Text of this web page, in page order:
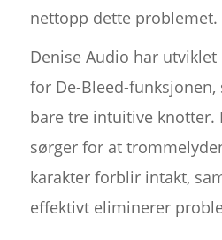
nettopp dette problemet.
Denise Audio har
for De-Bleed-
bare tre intuitive knotter.
sørger for at
karakter forblir intakt,
effektivt eliminerer